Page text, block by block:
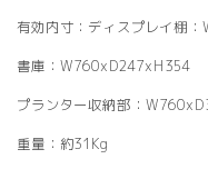
有効内寸：ディスプレイ棚
書庫：W760xD247xH354
プランター収納部：
重量：約31Kg